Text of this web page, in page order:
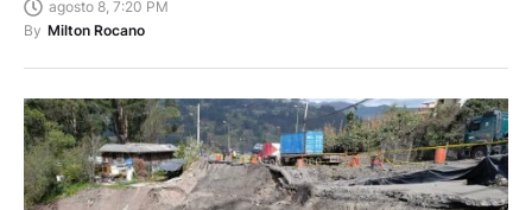
agosto 8, 7:20 PM
By Milton Rocano